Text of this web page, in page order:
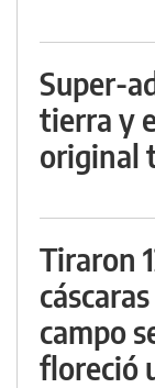
Super-
tierra y
original
Tiraron
campo
floreció